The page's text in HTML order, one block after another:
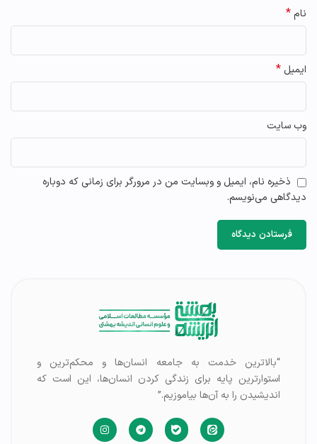
نام*
ایمیل *
وب‌ سایت
ذخیره نام، ایمیل و وبسایت من در مرورگر برای زمانی که دوباره
دیدگاهی می‌نویسم.
“بالاترین خدمت به جامعه انسان‌ها و محکم‌ترین و
استوارترین پایه برای زندگی کردن انسان‌ها، این است که
اندیشیدن را به آن‌ها بیاموزیم.”